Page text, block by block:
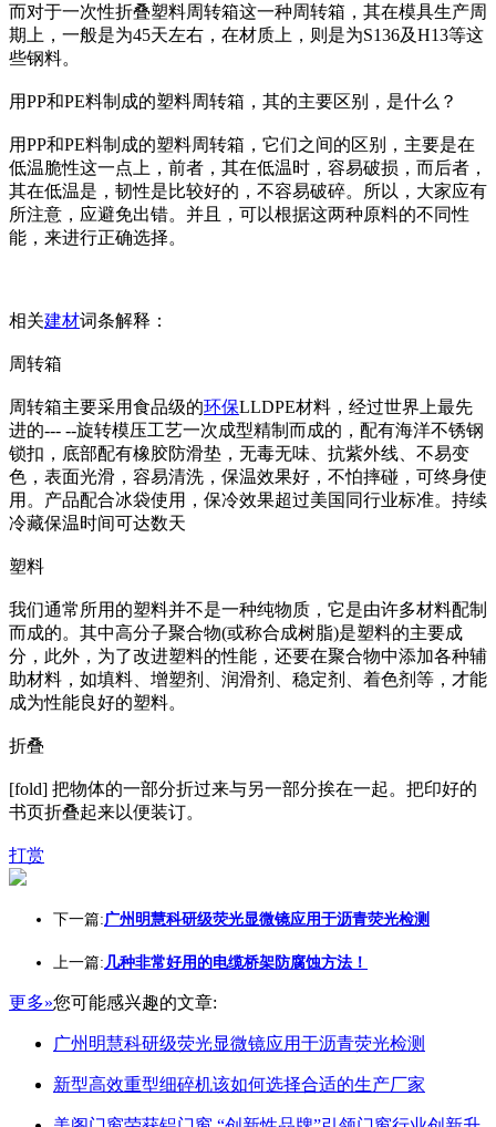
而对于一次性折叠塑料周转箱这一种周转箱，其在模具生产周
期上，一般是为45天左右，在材质上，则是为S136及H13等这
些钢料。
用PP和PE料制成的塑料周转箱，其的主要区别，是什么？
用PP和PE料制成的塑料周转箱，它们之间的区别，主要是在
低温脆性这一点上，前者，其在低温时，容易破损，而后者，
其在低温是，韧性是比较好的，不容易破碎。所以，大家应有
所注意，应避免出错。并且，可以根据这两种原料的不同性
能，来进行正确选择。
相关建材词条解释：
周转箱
周转箱主要采用食品级的环保LLDPE材料，经过世界上最先
进的--- --旋转模压工艺一次成型精制而成的，配有海洋不锈钢
锁扣，底部配有橡胶防滑垫，无毒无味、抗紫外线、不易变
色，表面光滑，容易清洗，保温效果好，不怕摔碰，可终身使
用。产品配合冰袋使用，保冷效果超过美国同行业标准。持续
冷藏保温时间可达数天
塑料
我们通常所用的塑料并不是一种纯物质，它是由许多材料配制
而成的。其中高分子聚合物(或称合成树脂)是塑料的主要成
分，此外，为了改进塑料的性能，还要在聚合物中添加各种辅
助材料，如填料、增塑剂、润滑剂、稳定剂、着色剂等，才能
成为性能良好的塑料。
折叠
[fold] 把物体的一部分折过来与另一部分挨在一起。把印好的
书页折叠起来以便装订。
打赏
下一篇:广州明慧科研级荧光显微镜应用于沥青荧光检测
上一篇:几种非常好用的电缆桥架防腐蚀方法！
更多»您可能感兴趣的文章:
广州明慧科研级荧光显微镜应用于沥青荧光检测
新型高效重型细碎机该如何选择合适的生产厂家